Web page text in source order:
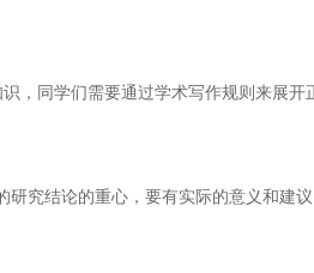
，同学们需要通过学术写作规则来展
究结论的重心，要有实际的意义和建